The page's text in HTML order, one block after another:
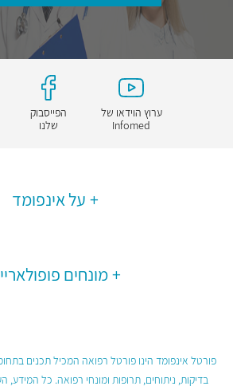
ערוץ הוידאו של
Infomed
הפייסבוק
שלנו
על אינפומד
מונחים
פורטל אינפומד הינו פורטל רפואה המכיל תכנים
בדיקות, ניתוחים, תרופות ומונחי רפואה. כל המידע,